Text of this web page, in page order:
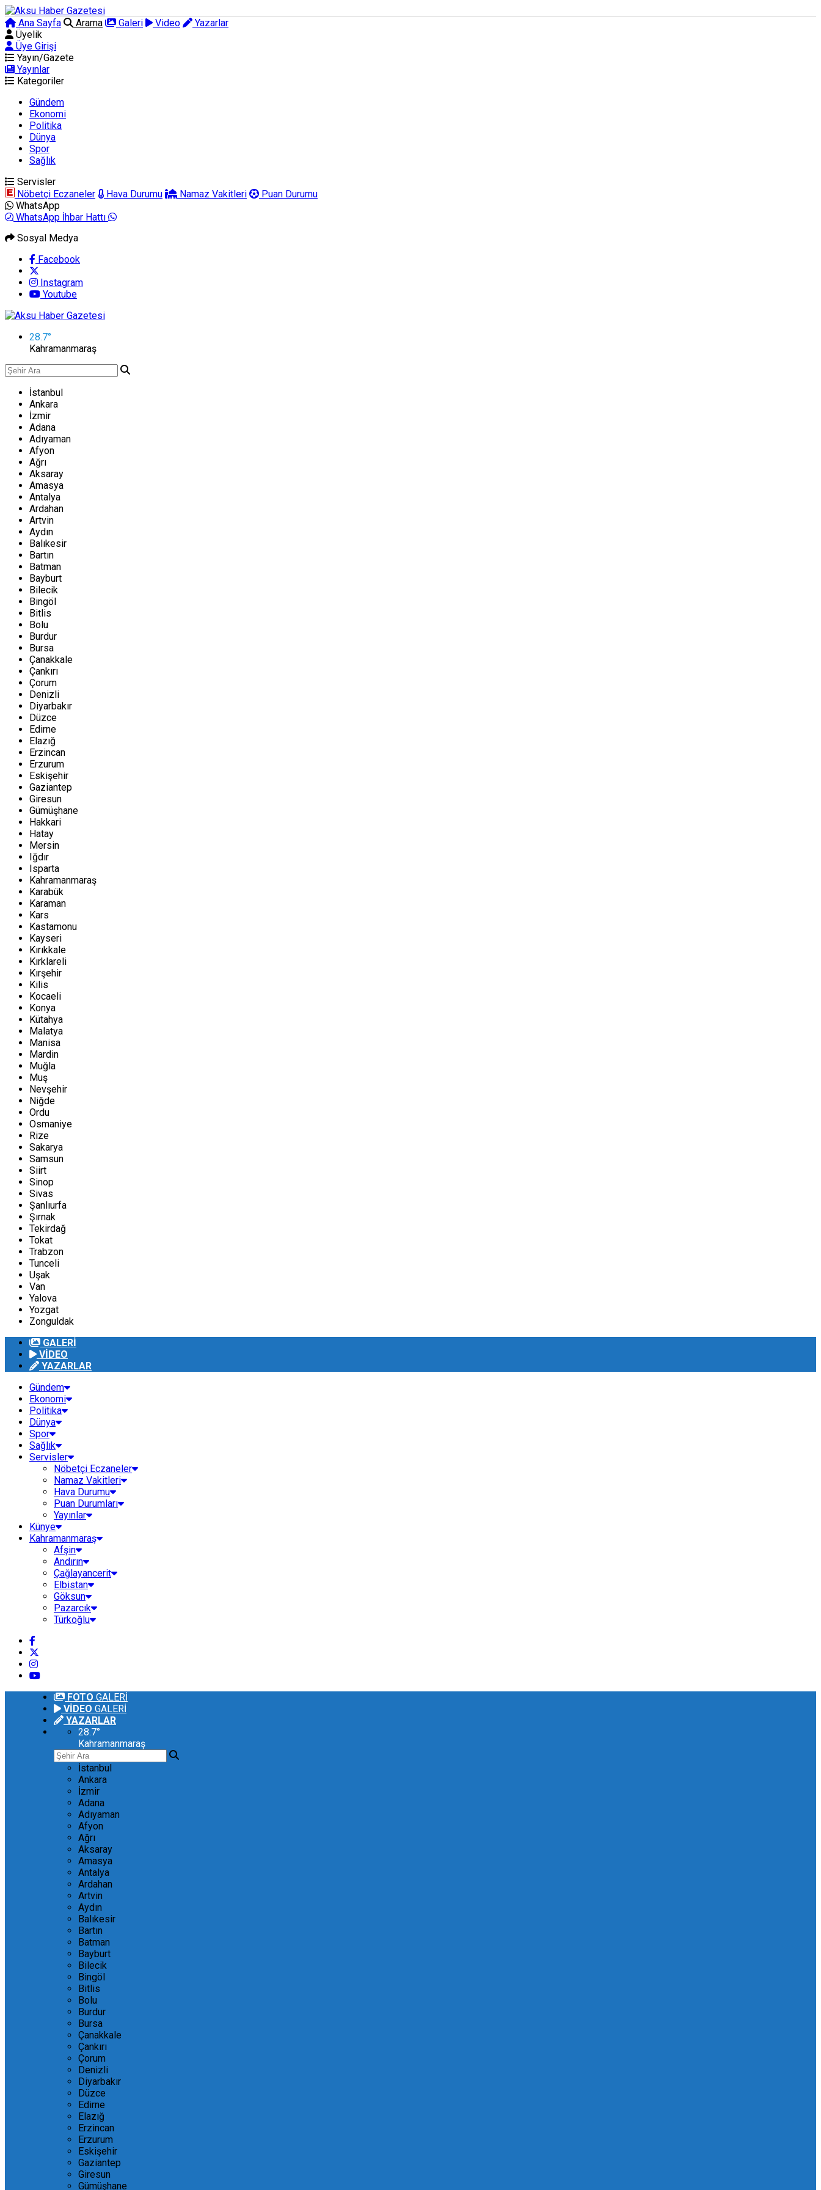
Ana Sayfa Arama Galeri Video
Yazarlar
Üyelik
Üye Girişi
Yayın/Gazete
Yayınlar
Kategoriler
Gündem
Ekonomi
Politika
Dünya
Spor
Sağlık
Servisler
Nöbetçi Eczaneler
Hava Durumu Namaz Vakitleri
Puan Durumu
WhatsApp
WhatsApp İhbar Hattı
Sosyal Medya
Facebook
Instagram
Youtube
28.7°
Kahramanmaraş
İstanbul
Ankara
İzmir
Adana
Adıyaman
Afyon
Ağrı
Aksaray
Amasya
Antalya
Ardahan
Artvin
Aydın
Balıkesir
Bartın
Batman
Bayburt
Bilecik
Bingöl
Bitlis
Bolu
Burdur
Bursa
Çanakkale
Çankırı
Çorum
Denizli
Diyarbakır
Düzce
Edirne
Elazığ
Erzincan
Erzurum
Eskişehir
Gaziantep
Giresun
Gümüşhane
Hakkari
Hatay
Mersin
Iğdır
Isparta
Kahramanmaraş
Karabük
Karaman
Kars
Kastamonu
Kayseri
Kırıkkale
Kırklareli
Kırşehir
Kilis
Kocaeli
Konya
Kütahya
Malatya
Manisa
Mardin
Muğla
Muş
Nevşehir
Niğde
Ordu
Osmaniye
Rize
Sakarya
Samsun
Siirt
Sinop
Sivas
Şanlıurfa
Şırnak
Tekirdağ
Tokat
Trabzon
Tunceli
Uşak
Van
Yalova
Yozgat
Zonguldak
GALERİ
VİDEO
YAZARLAR
Gündem
Ekonomi
Politika
Dünya
Spor
Sağlık
Servisler
Nöbetçi Eczaneler
Namaz Vakitleri
Hava Durumu
Puan Durumları
Yayınlar
Künye
Kahramanmaraş
Afşin
Andırın
Çağlayancerit
Elbistan
Göksun
Pazarcık
Türkoğlu
FOTO GALERİ
VİDEO GALERİ
YAZARLAR
28.7°
Kahramanmaraş
İstanbul
Ankara
İzmir
Adana
Adıyaman
Afyon
Ağrı
Aksaray
Amasya
Antalya
Ardahan
Artvin
Aydın
Balıkesir
Bartın
Batman
Bayburt
Bilecik
Bingöl
Bitlis
Bolu
Burdur
Bursa
Çanakkale
Çankırı
Çorum
Denizli
Diyarbakır
Düzce
Edirne
Elazığ
Erzincan
Erzurum
Eskişehir
Gaziantep
Giresun
Gümüşhane